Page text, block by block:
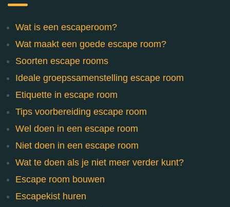
Wat is een escaperoom?
Wat maakt een goede escape room?
Soorten escape rooms
Ideale groepssamenstelling escape room
Etiquette in escape room
Tips voorbereiding escape room
Wel doen in een escape room
Niet doen in een escape room
Wat te doen als je niet meer verder kunt?
Escape room bouwen
Escapekist huren